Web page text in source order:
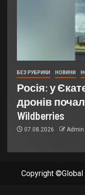
БЕЗ РУБРИКИ НОВИНИ
Росія: у
дронів
Wildberries
07.08.2026 Admin
Copyright ©Global